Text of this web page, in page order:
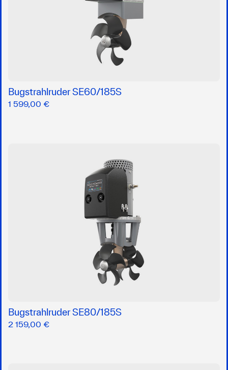
Bugstrahlruder SE60/185S
1 599,00 €
Bugstrahlruder SE80/185S
2 159,00 €